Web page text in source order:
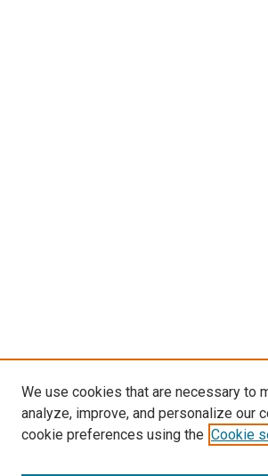
We use cookies that are necessary to
analyze, improve, and personalize our
cookie preferences using the Cookie